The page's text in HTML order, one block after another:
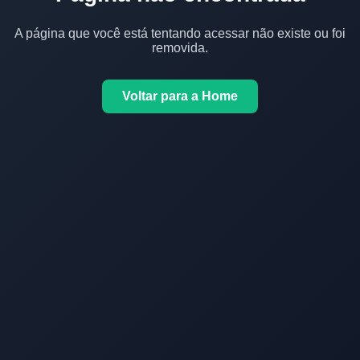
A página que você está tentando acessar não existe ou foi
removida.
Voltar para a Home